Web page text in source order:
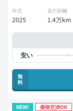
年式
2025
走行距離
1.4万km
無
料
NEW! 価格交渉OK